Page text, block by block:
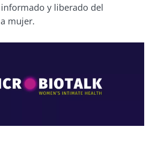
y liberado del
mujer.